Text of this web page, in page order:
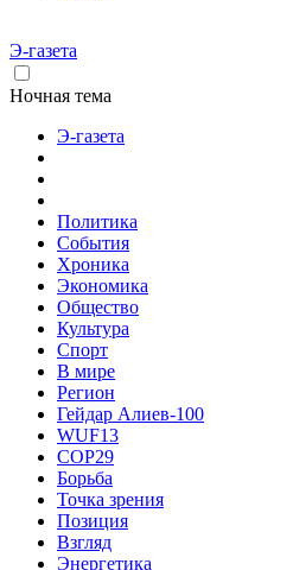
Э-газета
Ночная тема
Э-газета
Политика
События
Хроника
Экономика
Общество
Культура
Спорт
В мире
Регион
Гейдар Алиев-100
WUF13
COP29
Борьба
Точка зрения
Позиция
Взгляд
Энергетика